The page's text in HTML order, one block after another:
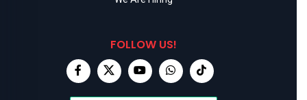
FOLLOW US!